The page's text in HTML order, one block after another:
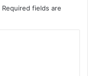
Required fields are